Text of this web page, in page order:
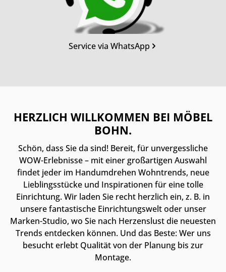
Service via WhatsApp
HERZLICH WILLKOMMEN BEI MÖBEL
BOHN.
Schön, dass Sie da sind! Bereit, für unvergessliche
WOW-Erlebnisse – mit einer großartigen Auswahl
findet jeder im Handumdrehen Wohntrends, neue
Lieblingsstücke und Inspirationen für eine tolle
Einrichtung. Wir laden Sie recht herzlich ein, z. B. in
unsere fantastische Einrichtungswelt oder unser
Marken-Studio, wo Sie nach Herzenslust die neuesten
Trends entdecken können. Und das Beste: Wer uns
besucht erlebt Qualität von der Planung bis zur
Montage.